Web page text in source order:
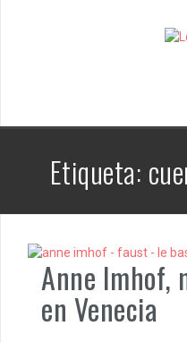
Etiqueta:
Anne Imhof,
en Venecia